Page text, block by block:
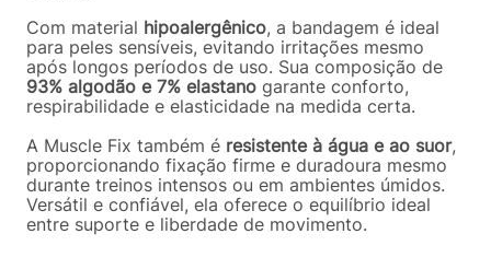
Com material hipoalergênico, a bandagem é ideal
para peles sensíveis, evitando irritações mesmo
após longos períodos de uso. Sua composição de
93% algodão e 7% elastano garante conforto,
respirabilidade e elasticidade na medida certa.
A Muscle Fix também é resistente à água e ao suor,
proporcionando fixação firme e duradoura mesmo
durante treinos intensos ou em ambientes úmidos.
Versátil e confiável, ela oferece o equilíbrio ideal
entre suporte e liberdade de movimento.